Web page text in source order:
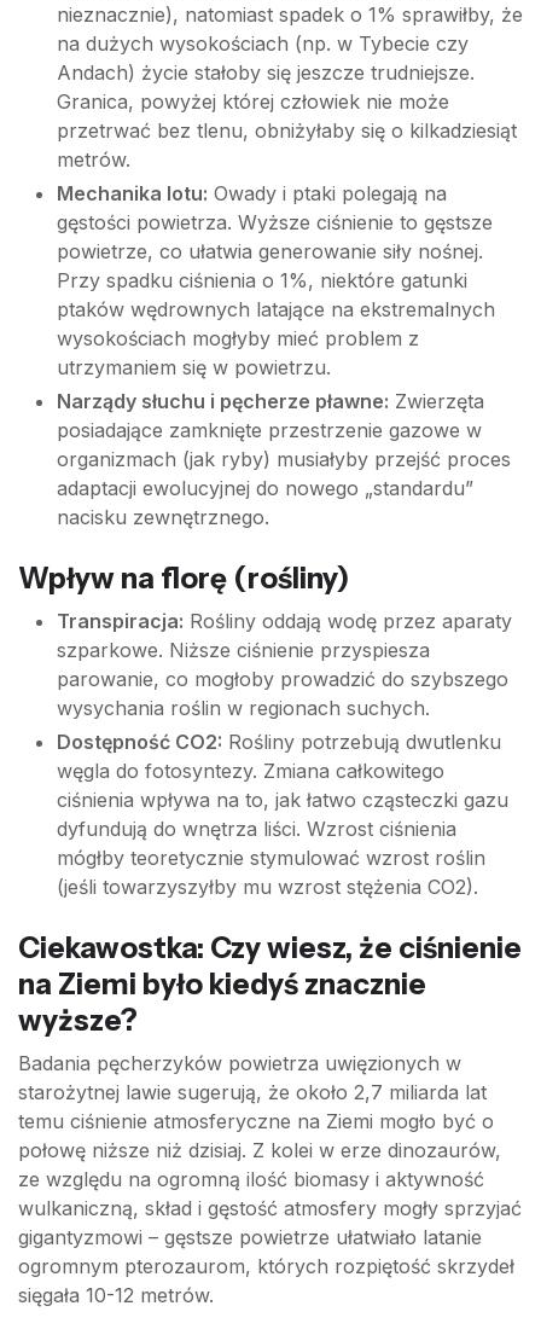
nieznacznie), natomiast spadek o 1% sprawiłby, że
na dużych wysokościach (np. w Tybecie czy
Andach) życie stałoby się jeszcze trudniejsze.
Granica, powyżej której człowiek nie może
przetrwać bez tlenu, obniżyłaby się o kilkadziesiąt
metrów.
Mechanika lotu: Owady i ptaki polegają na
gęstości powietrza. Wyższe ciśnienie to gęstsze
powietrze, co ułatwia generowanie siły nośnej.
Przy spadku ciśnienia o 1%, niektóre gatunki
ptaków wędrownych latające na ekstremalnych
wysokościach mogłyby mieć problem z
utrzymaniem się w powietrzu.
Narządy słuchu i pęcherze pławne: Zwierzęta
posiadające zamknięte przestrzenie gazowe w
organizmach (jak ryby) musiałyby przejść proces
adaptacji ewolucyjnej do nowego „standardu”
nacisku zewnętrznego.
Wpływ na florę (rośliny)
Transpiracja: Rośliny oddają wodę przez aparaty
szparkowe. Niższe ciśnienie przyspiesza
parowanie, co mogłoby prowadzić do szybszego
wysychania roślin w regionach suchych.
Dostępność CO2: Rośliny potrzebują dwutlenku
węgla do fotosyntezy. Zmiana całkowitego
ciśnienia wpływa na to, jak łatwo cząsteczki gazu
dyfundują do wnętrza liści. Wzrost ciśnienia
mógłby teoretycznie stymulować wzrost roślin
(jeśli towarzyszyłby mu wzrost stężenia CO2).
Ciekawostka: Czy wiesz, że ciśnienie
na Ziemi było kiedyś znacznie
wyższe?
Badania pęcherzyków powietrza uwięzionych w
starożytnej lawie sugerują, że około 2,7 miliarda lat
temu ciśnienie atmosferyczne na Ziemi mogło być o
połowę niższe niż dzisiaj. Z kolei w erze dinozaurów,
ze względu na ogromną ilość biomasy i aktywność
wulkaniczną, skład i gęstość atmosfery mogły sprzyjać
gigantyzmowi – gęstsze powietrze ułatwiało latanie
ogromnym pterozaurom, których rozpiętość skrzydeł
sięgała 10-12 metrów.